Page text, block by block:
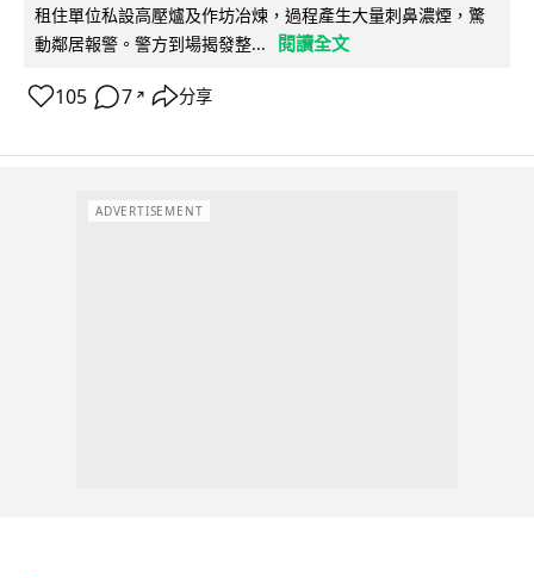
租住單位私設高壓爐及作坊冶煉，過程產生大量刺鼻濃煙，驚
動鄰居報警。警方到場揭發整...
閱讀全文
105 7 ↗ 分享
ADVERTISEMENT